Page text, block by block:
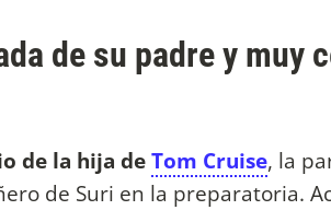
de su padre y muy
de la hija deTom Cruise, la
de Suri en la preparatoria.